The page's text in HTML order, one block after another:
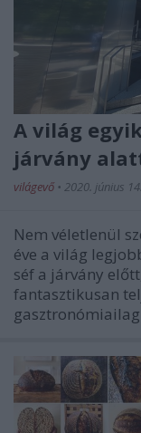
A világ
járvány
világevő • 2020. június 14.
Nem véletlenül
éve a világ
séf a járvány
fantasztikusan